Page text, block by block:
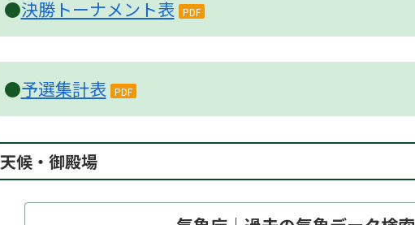
●決勝トーナメント表 PDF
●予選集計表 PDF
天候・御殿場